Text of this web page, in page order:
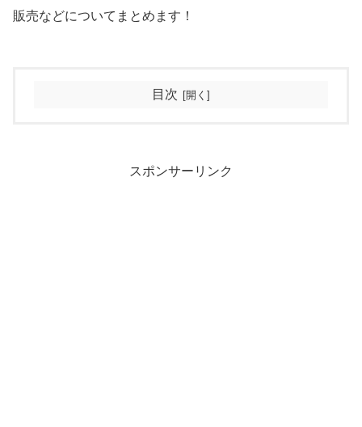
販売などについてまとめます！
目次
スポンサーリンク